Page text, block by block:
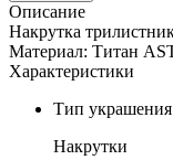
Описание
Накрутка
Материал: Титан
Характеристики
Тип украшения
Накрутки